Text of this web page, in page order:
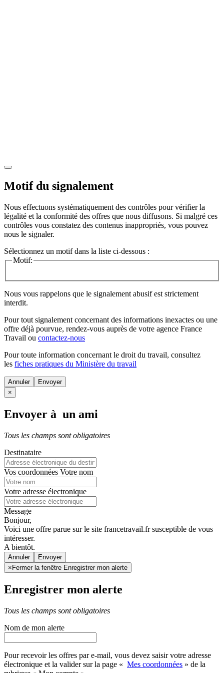
Motif du signalement
Nous effectuons systématiquement des contrôles pour vérifier la
légalité et la conformité des offres que nous diffusons. Si malgré ces
contrôles vous constatez des contenus inappropriés, vous pouvez
nous le signaler.
Sélectionnez un motif dans la liste ci-dessous :
Motif:
Nous vous rappelons que le signalement abusif est strictement
interdit.
Pour tout signalement concernant des informations inexactes ou une
offre déjà pourvue, rendez-vous auprès de votre agence France
Travail ou contactez-nous
Pour toute information concernant le droit du travail, consultez
les fiches pratiques du Ministère du travail
Annuler
×
Envoyer à un ami
Tous les champs sont obligatoires
Destinataire
Vos coordonnées Votre nom
Votre adresse électronique
Message
Bonjour,
Voici une offre parue sur le site francetravail.fr susceptible de vous
intéresser.
A bientôt.
Annuler
× Fermer la fenêtre Enregistrer mon alerte
Enregistrer mon alerte
Tous les champs sont obligatoires
Nom de mon alerte
Pour recevoir les offres par e-mail, vous devez saisir votre adresse
électronique et la valider sur la page « Mes coordonnées » de la